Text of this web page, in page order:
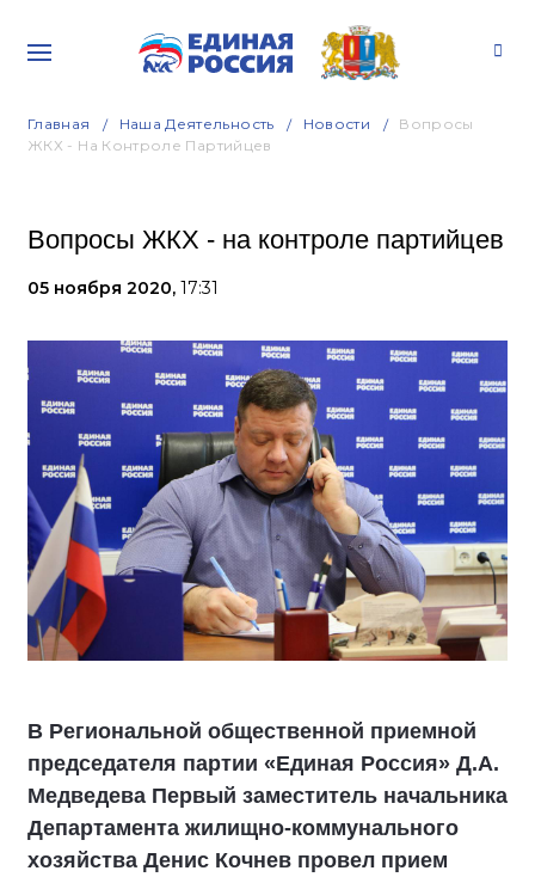
Главная Наша Деятельность Новости
Вопросы
ЖКХ - На Контроле Партийцев
Вопросы ЖКХ - на контроле партийцев
05 ноября 2020, 17:31
В Региональной общественной приемной
председателя партии «Единая Россия» Д.А.
Медведева Первый заместитель начальника
Департамента жилищно-коммунального
хозяйства Денис Кочнев провел прием